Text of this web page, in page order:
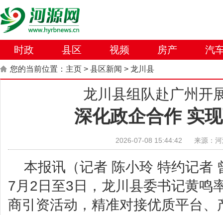
时政 县区 视频 房产 汽
您的当前位置： 主页 > 县区新闻 > 龙川县
龙川县组队赴广州开
深化政企合作 实
2026-07-08 15:44:42 来源：
本报讯（记者 陈小玲 特约记者
7月2日至3日，龙川县委书记黄鸣
商引资活动，精准对接优质平台、